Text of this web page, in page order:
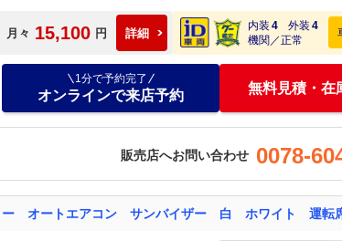
月々 15,100 円 詳細
内装 4 外装 4
機関／正常
1分で予約完了
オンラインで来店予約 無料見積・在
販売店へお問い合わせ 0078-